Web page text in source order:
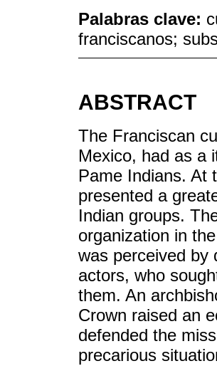
Palabras clave:
franciscanos;
ABSTRACT
The Franciscan
Mexico, had as a
Pame Indians. At
presented a
Indian groups.
organization in
was perceived by
actors, who
them. An
Crown raised an
defended the
precarious